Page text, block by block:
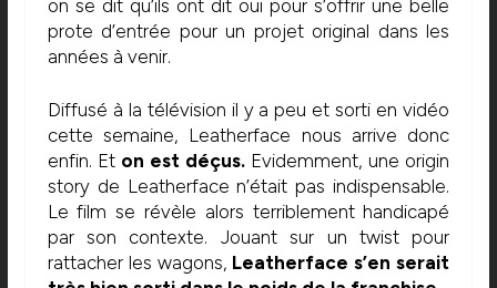
on se dit qu’ils ont dit oui pour s’offrir une belle
prote d’entrée pour un projet original dans les
années à venir.
Diffusé à la télévision il y a peu et sorti en vidéo
cette semaine, Leatherface nous arrive donc
enfin. Et on est déçus. Evidemment, une origin
story de Leatherface n’était pas indispensable.
Le film se révèle alors terriblement handicapé
par son contexte. Jouant sur un twist pour
rattacher les wagons, Leatherface s’en serait